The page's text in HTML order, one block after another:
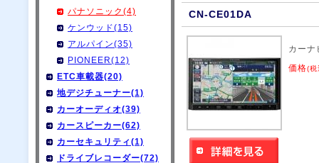
パナソニック(4)
ケンウッド(15)
アルパイン(35)
PIONEER(12)
ETC車載器(20)
地デジチューナー(1)
カーオーディオ(39)
カースピーカー(62)
カーセキュリティ(1)
ドライブレコーダー(72)
CN-CE01DA
カーナ
価格(税